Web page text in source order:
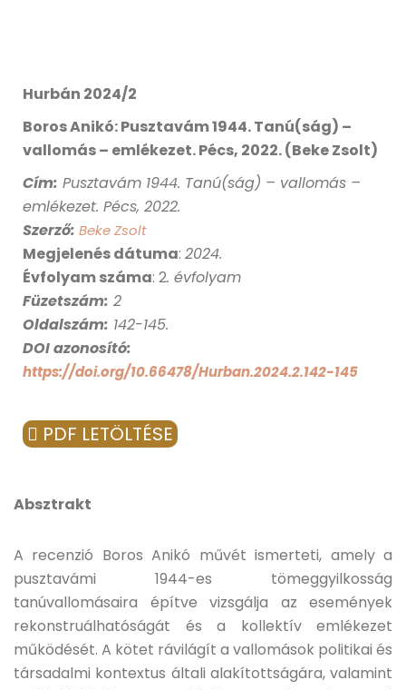
Hurbán 2024/2
Boros Anikó: Pusztavám 1944. Tanú(ság) –
vallomás – emlékezet. Pécs, 2022. (Beke Zsolt)
Cím: Pusztavám 1944. Tanú(ság) – vallomás –
emlékezet. Pécs, 2022.
Szerző: Beke Zsolt
Megjelenés dátuma: 2024.
Évfolyam száma: 2. évfolyam
Füzetszám: 2
Oldalszám: 142-145.
DOI azonosító:
https://doi.org/10.66478/Hurban.2024.2.142-145
PDF LETÖLTÉSE
Absztrakt
A recenzió Boros Anikó művét ismerteti, amely a
pusztavámi 1944-es tömeggyilkosság
tanúvallomásaira építve vizsgálja az események
rekonstruálhatóságát és a kollektív emlékezet
működését. A kötet rávilágít a vallomások politikai és
társadalmi kontextus általi alakítottságára, valamint